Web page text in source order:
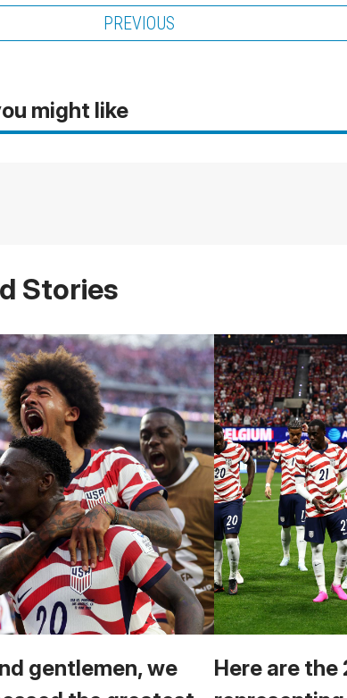
PREVIOUS
might like
Stories
gentlemen, we
Here are the